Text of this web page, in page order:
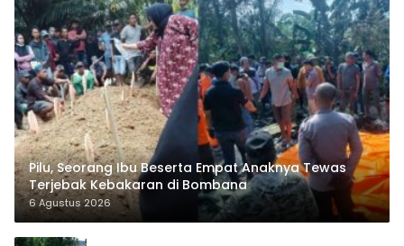
Pilu, Seorang Ibu Beserta Empat Anaknya Tewas
Terjebak Kebakaran di Bombana
6 Agustus 2026